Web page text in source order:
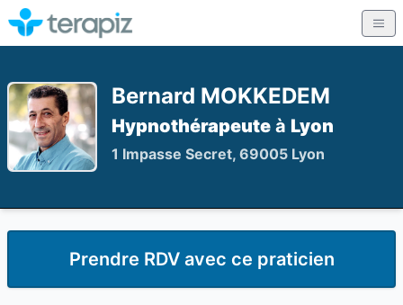
Bernard MOKKEDEM
Hypnothérapeute à Lyon
1 Impasse Secret, 69005 Lyon
Prendre RDV avec ce praticien